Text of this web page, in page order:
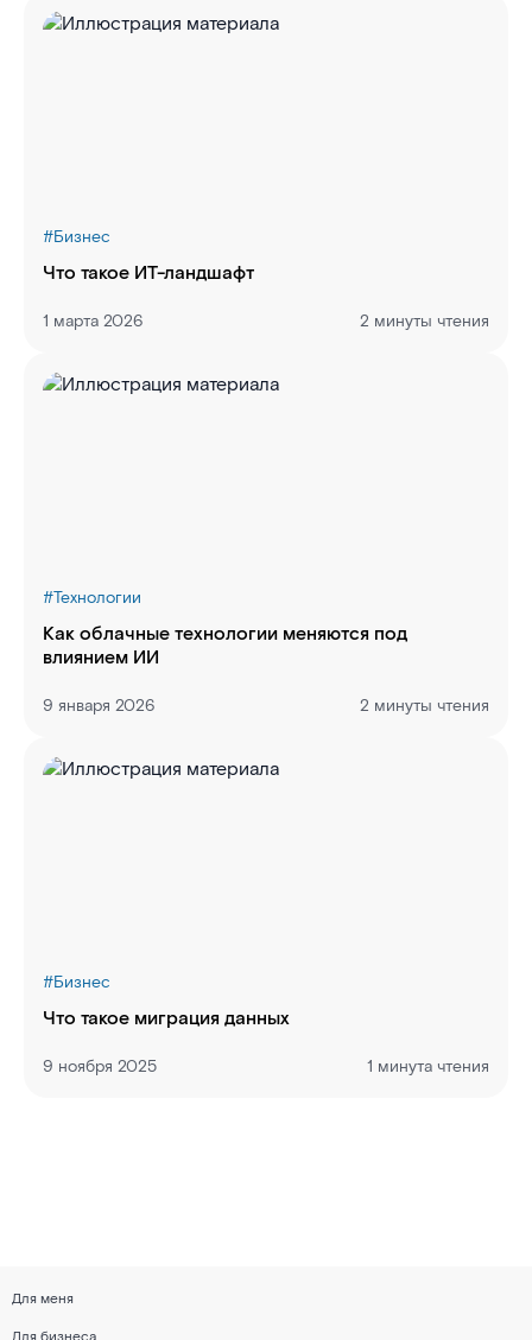
#Бизнес
Что такое ИТ-ландшафт
1 марта 2026 2 минуты чтения
#Технологии
Как облачные технологии меняются под
влиянием ИИ
9 января 2026 2 минуты чтения
#Бизнес
Что такое миграция данных
9 ноября 2025 1 минута чтения
Для меня